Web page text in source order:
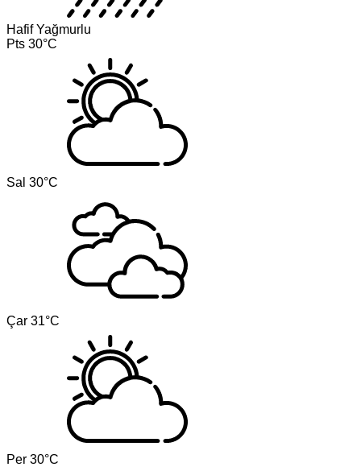
Hafif Yağmurlu
Pts 30°C
Sal 30°C
Çar 31°C
Per 30°C